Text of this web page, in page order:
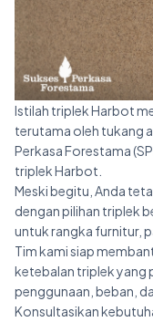
Istilah triplek Harbot
terutama oleh tukang
Perkasa Forestama
triplek Harbot.
Meski begitu, Anda
dengan pilihan triplek
untuk rangka furnitur,
Tim kami siap
ketebalan triplek yang
penggunaan, beban,
Konsultasikan